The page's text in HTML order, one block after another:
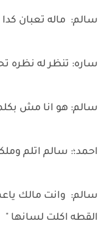
سالم: ماله تعبان كدا
ساره: تنظر له نظره
سالم: هو انا مش
احمد؛: سالم اتلم
سالم: وانت مالك
القطه اكلت لسانها "